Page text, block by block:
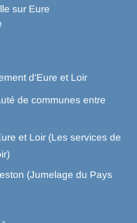
sur Eure
d'Eure et Loir
de communes entre
et Loir (Les services de
(Jumelage du Pays